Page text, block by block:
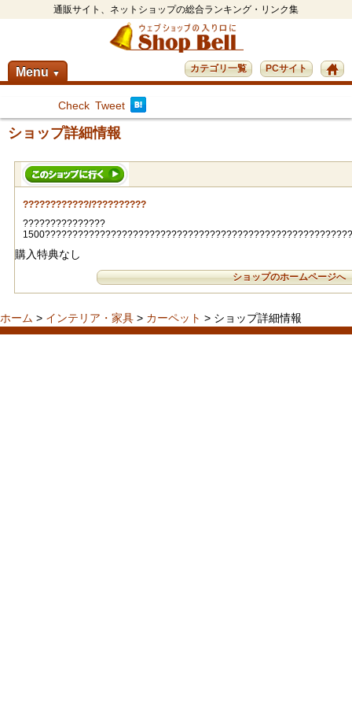
通販サイト、ネットショップの総合ランキング・リンク集
Menu ▼ PCサイト
カテゴリ一覧
Check Tweet
ショップ詳細情報
????????????/??????????
???????????????
購入特典なし
ショップのホームページへ
ホーム > インテリア・家具 > カーペット > ショップ詳細情報